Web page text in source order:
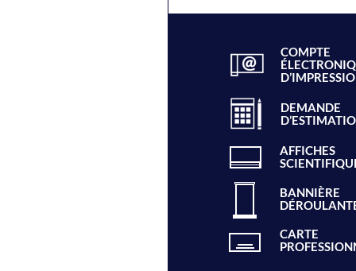
COMPTE
DEMANDE
AFFICHES
BANNIÈRE
CARTE